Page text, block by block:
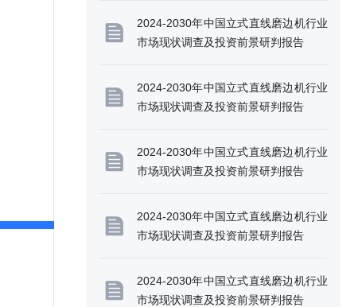
2024-2030年中国立式直线磨边机行业
市场现状调查及投资前景研判报告
2024-2030年中国立式直线磨边机行业
市场现状调查及投资前景研判报告
2024-2030年中国立式直线磨边机行业
市场现状调查及投资前景研判报告
2024-2030年中国立式直线磨边机行业
市场现状调查及投资前景研判报告
2024-2030年中国立式直线磨边机行业
市场现状调查及投资前景研判报告